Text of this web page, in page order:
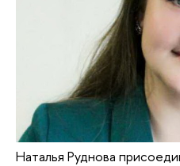
Наталья Руднова